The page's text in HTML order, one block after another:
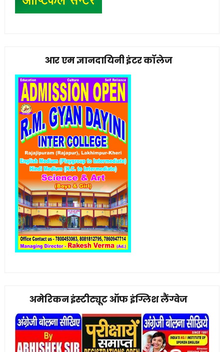
आर एम ज्ञानदायिनी इंटर कॉलेज
अमेरिकन इंस्टीट्यूट ऑफ इंग्लिश लैंग्वेज